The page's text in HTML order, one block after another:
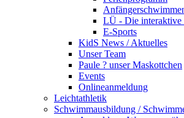
LÜ - Die interaktive
E-Sports
KidS News / Aktuelles
Unser Team
Paule ? unser Maskottchen
Events
Onlineanmeldung
Leichtathletik
Schwimmausbildung /